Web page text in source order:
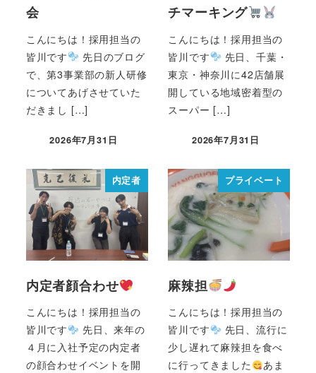
会
こんにちは！採用担当の
皆川です
先日のブログ
で、第3事業部の新人研修
についてあげさせていた
だきまし […]
2026年7月31日
チマーキング
こんにちは！採用担当の
皆川です
先日、千葉・
東京・神奈川に42店舗展
開している地域密着型の
スーパー […]
2026年7月31日
内定者
内定者顔合わせ
こんにちは！採用担当の
皆川です
先日、来年の
４月に入社予定の内定者
の顔合わせイベントを開
プライベート
麻辣担
こんにちは！採用担当の
皆川です
先日、流行に
少し遅れて麻辣担を食べ
に行ってきました
あま